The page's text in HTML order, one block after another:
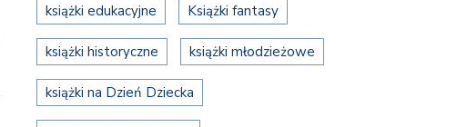
książki edukacyjne Książki fantasy
książki historyczne książki młodzieżowe
książki na Dzień Dziecka